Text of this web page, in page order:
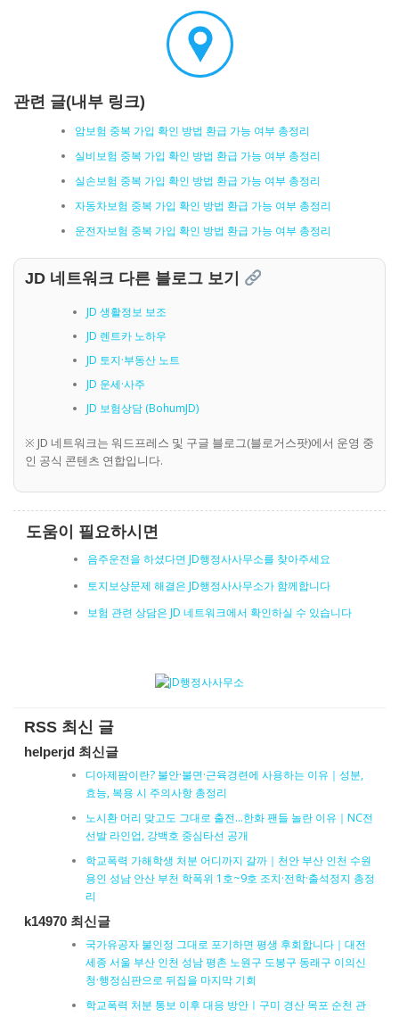
관련 글(내부 링크)
암보험 중복 가입 확인 방법 환급 가능 여부 총정리
실비보험 중복 가입 확인 방법 환급 가능 여부 총정리
실손보험 중복 가입 확인 방법 환급 가능 여부 총정리
자동차보험 중복 가입 확인 방법 환급 가능 여부 총정리
운전자보험 중복 가입 확인 방법 환급 가능 여부 총정리
JD 네트워크 다른 블로그 보기
JD 생활정보 보조
JD 렌트카 노하우
JD 토지·부동산 노트
JD 운세·사주
JD 보험상담 (BohumJD)
※ JD 네트워크는 워드프레스 및 구글 블로그(블로거스팟)에서 운영 중
인 공식 콘텐츠 연합입니다.
도움이 필요하시면
음주운전을 하셨다면 JD행정사사무소를 찾아주세요
토지보상문제 해결은 JD행정사사무소가 함께합니다
보험 관련 상담은 JD 네트워크에서 확인하실 수 있습니다
RSS 최신 글
helperjd 최신글
디아제팜이란? 불안·불면·근육경련에 사용하는 이유｜성분,
효능, 복용 시 주의사항 총정리
노시환 머리 맞고도 그대로 출전…한화 팬들 놀란 이유｜NC전
선발 라인업, 강백호 중심타선 공개
학교폭력 가해학생 처분 어디까지 갈까｜천안 부산 인천 수원
용인 성남 안산 부천 학폭위 1호~9호 조치·전학·출석정지 총정
리
k14970 최신글
국가유공자 불인정 그대로 포기하면 평생 후회합니다｜대전
세종 서울 부산 인천 성남 평촌 노원구 도봉구 동래구 이의신
청·행정심판으로 뒤집을 마지막 기회
학교폭력 처분 통보 이후 대응 방안ㅣ구미 경산 목포 순천 관